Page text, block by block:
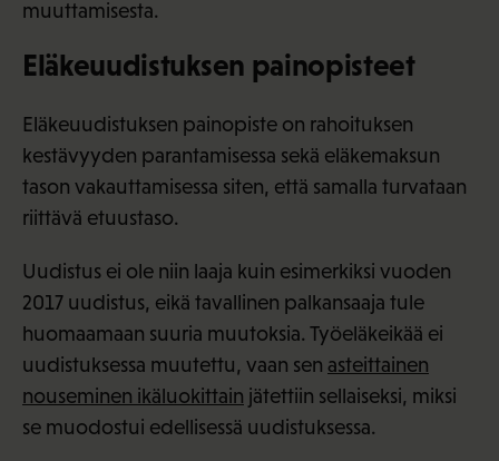
muuttamisesta.
Eläkeuudistuksen painopisteet
Eläkeuudistuksen painopiste on rahoituksen
kestävyyden parantamisessa sekä eläkemaksun
tason vakauttamisessa siten, että samalla turvataan
riittävä etuustaso.
Uudistus ei ole niin laaja kuin esimerkiksi vuoden
2017 uudistus, eikä tavallinen palkansaaja tule
huomaamaan suuria muutoksia. Työeläkeikää ei
uudistuksessa muutettu, vaan sen asteittainen
nouseminen ikäluokittain jätettiin sellaiseksi, miksi
se muodostui edellisessä uudistuksessa.